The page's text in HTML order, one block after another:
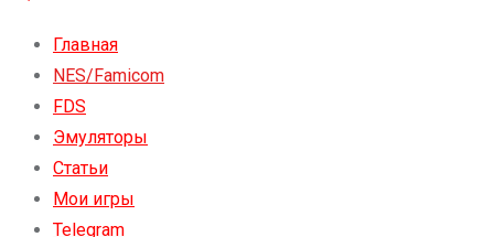
Главная
NES/Famicom
FDS
Эмуляторы
Статьи
Мои игры
Telegram